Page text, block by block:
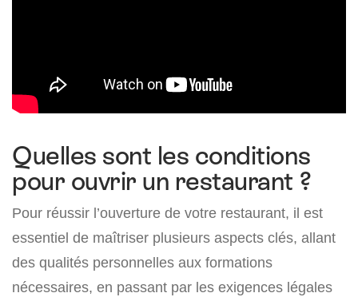
Quelles sont les conditions
pour ouvrir un restaurant ?
Pour réussir l’ouverture de votre restaurant, il est
essentiel de maîtriser plusieurs aspects clés, allant
des qualités personnelles aux formations
nécessaires, en passant par les exigences légales